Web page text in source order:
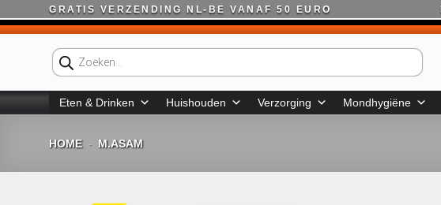
naar
GRATIS VERZENDING NL-BE VANAF 50 EURO
Producten
zoeken
Eten & Drinken Huishouden Verzorging Mondhygiëne
HOME - M.ASAM